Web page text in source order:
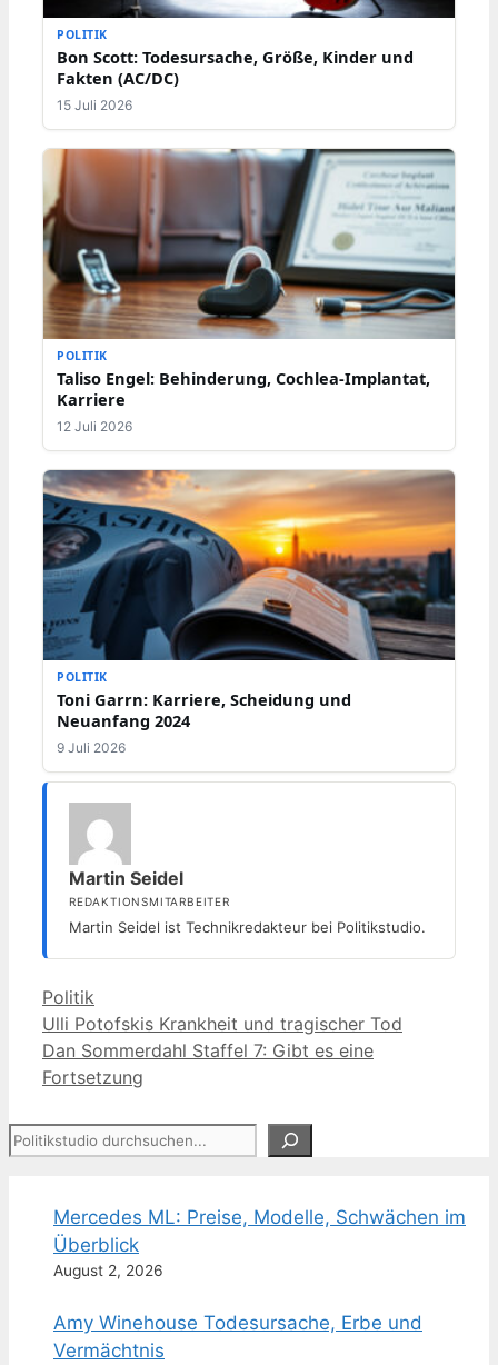
POLITIK
Bon Scott: Todesursache, Größe, Kinder und
Fakten (AC/DC)
15 Juli 2026
POLITIK
Taliso Engel: Behinderung, Cochlea-Implantat,
Karriere
12 Juli 2026
POLITIK
Toni Garrn: Karriere, Scheidung und
Neuanfang 2024
9 Juli 2026
Martin Seidel
REDAKTIONSMITARBEITER
Martin Seidel ist Technikredakteur bei Politikstudio.
Kategorien
Politik
Ulli Potofskis Krankheit und tragischer Tod
Dan Sommerdahl Staffel 7: Gibt es eine
Fortsetzung
Suchen
Mercedes ML: Preise, Modelle, Schwächen im
Überblick
August 2, 2026
Amy Winehouse Todesursache, Erbe und
Vermächtnis